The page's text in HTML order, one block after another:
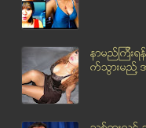
ဆင္ဟာ တျခားတိရစ ၦ
ေညာင္ေလးပင္မႇ ေတ
ဓာတုဆိုးေဆးပါ မုန္႔မ်ာ
မိုးစက္ဝိုင္ျမန္မာစစ္စစ္
နာမည္ၾကီးရ
က္သြားမည္